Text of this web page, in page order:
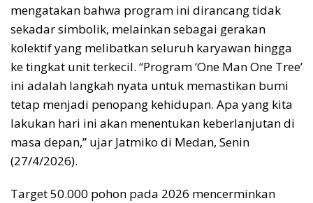
mengatakan bahwa program ini dirancang tidak
sekadar simbolik, melainkan sebagai gerakan
kolektif yang melibatkan seluruh karyawan hingga
ke tingkat unit terkecil. “Program ‘One Man One Tree’
ini adalah langkah nyata untuk memastikan bumi
tetap menjadi penopang kehidupan. Apa yang kita
lakukan hari ini akan menentukan keberlanjutan di
masa depan,” ujar Jatmiko di Medan, Senin
(27/4/2026).
Target 50.000 pohon pada 2026 mencerminkan